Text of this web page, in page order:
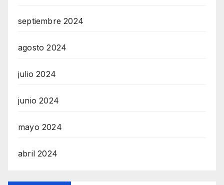
septiembre 2024
agosto 2024
julio 2024
junio 2024
mayo 2024
abril 2024